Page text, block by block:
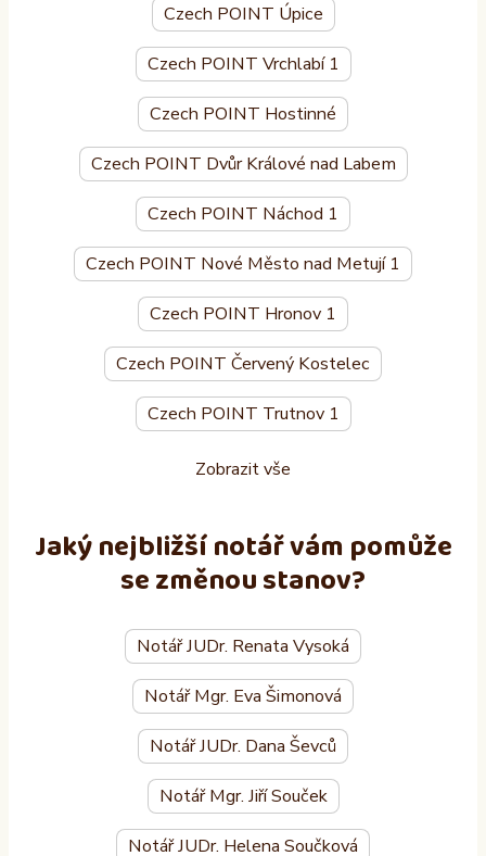
Czech POINT Úpice
Czech POINT Vrchlabí 1
Czech POINT Hostinné
Czech POINT Dvůr Králové nad Labem
Czech POINT Náchod 1
Czech POINT Nové Město nad Metují 1
Czech POINT Hronov 1
Czech POINT Červený Kostelec
Czech POINT Trutnov 1
Zobrazit vše
Jaký nejbližší notář vám pomůže
se změnou stanov?
Notář JUDr. Renata Vysoká
Notář Mgr. Eva Šimonová
Notář JUDr. Dana Ševců
Notář Mgr. Jiří Souček
Notář JUDr. Helena Součková